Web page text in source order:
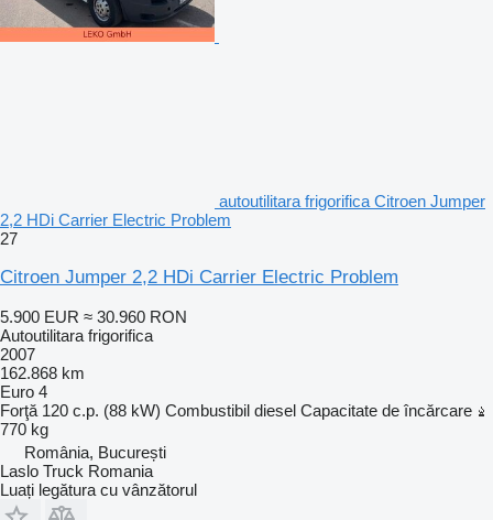
autoutilitara frigorifica Citroen Jumper
2,2 HDi Carrier Electric Problem
27
Citroen Jumper 2,2 HDi Carrier Electric Problem
5.900 EUR ≈ 30.960 RON
Autoutilitara frigorifica
2007
162.868 km
Euro 4
Forţă 120 c.p. (88 kW) Combustibil diesel Capacitate de încărcare
770 kg
România, București
Laslo Truck Romania
Luați legătura cu vânzătorul